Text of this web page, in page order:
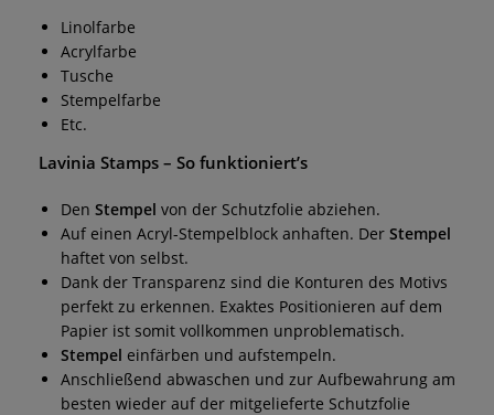
Linolfarbe
Acrylfarbe
Tusche
Stempelfarbe
Etc.
Lavinia Stamps – So funktioniert’s
Den Stempel von der Schutzfolie abziehen.
Auf einen Acryl-Stempelblock anhaften. Der Stempel
haftet von selbst.
Dank der Transparenz sind die Konturen des Motivs
perfekt zu erkennen. Exaktes Positionieren auf dem
Papier ist somit vollkommen unproblematisch.
Stempel einfärben und aufstempeln.
Anschließend abwaschen und zur Aufbewahrung am
besten wieder auf der mitgelieferte Schutzfolie